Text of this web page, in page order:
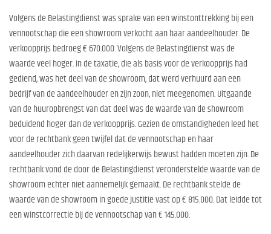
Volgens de Belastingdienst was sprake van een winstonttrekking bij een
vennootschap die een showroom verkocht aan haar aandeelhouder. De
verkoopprijs bedroeg € 670.000. Volgens de Belastingdienst was de
waarde veel hoger. In de taxatie, die als basis voor de verkoopprijs had
gediend, was het deel van de showroom, dat werd verhuurd aan een
bedrijf van de aandeelhouder en zijn zoon, niet meegenomen. Uitgaande
van de huuropbrengst van dat deel was de waarde van de showroom
beduidend hoger dan de verkoopprijs. Gezien de omstandigheden leed het
voor de rechtbank geen twijfel dat de vennootschap en haar
aandeelhouder zich daarvan redelijkerwijs bewust hadden moeten zijn. De
rechtbank vond de door de Belastingdienst veronderstelde waarde van de
showroom echter niet aannemelijk gemaakt. De rechtbank stelde de
waarde van de showroom in goede justitie vast op € 815.000. Dat leidde tot
een winstcorrectie bij de vennootschap van € 145.000.